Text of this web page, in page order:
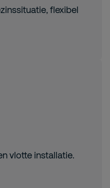
flexibel
vlotte installatie.